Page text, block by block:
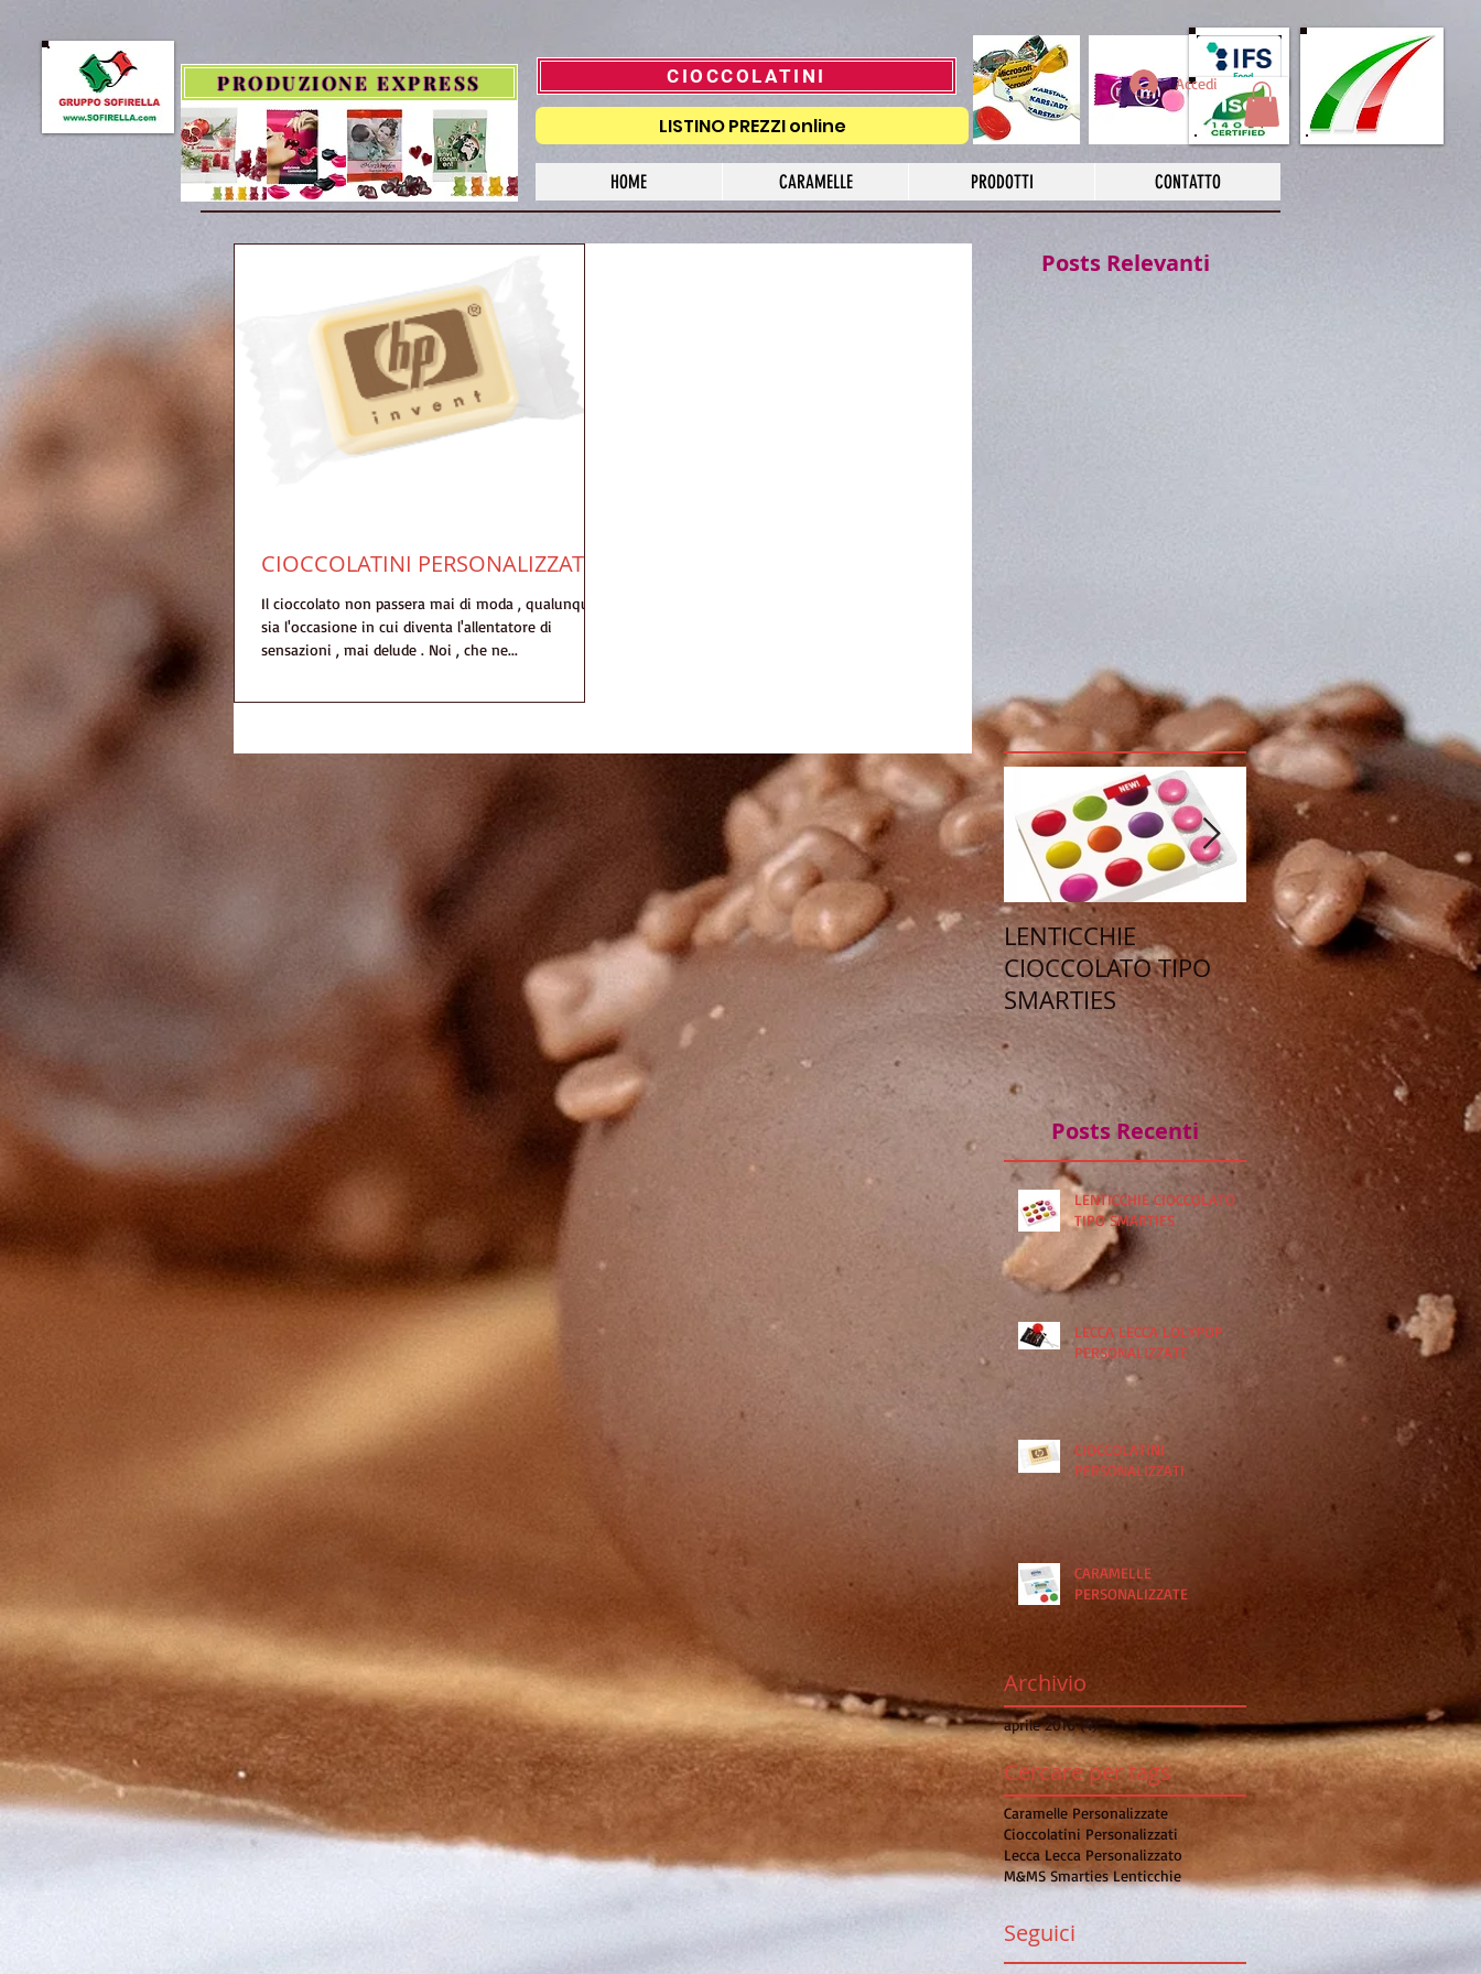
PRODUZIONE EXPRESS CIOCCOLATINI
LISTINO PREZZI online
HOME CARAMELLE PRODOTTI CONTATTO
Accedi
CIOCCOLATINI PERSONALIZZATI
Il cioccolato non passera mai di moda , qualunque
sia l'occasione in cui diventa l'allentatore di
sensazioni , mai delude . Noi , che ne...
Posts Relevanti
LENTICCHIE
CIOCCOLATO TIPO
SMARTIES
LECCA LECCA
LOLYPOP
PERSONALIZZATE
Posts Recenti
LENTICCHIE CIOCCOLATO
TIPO SMARTIES
LECCA LECCA LOLYPOP
PERSONALIZZATE
CIOCCOLATINI
PERSONALIZZATI
CARAMELLE
PERSONALIZZATE
Archivio
aprile 2016 (4)4 post
Cercare per tags
Caramelle Personalizzate
Cioccolatini Personalizzati
Lecca Lecca Personalizzato
M&MS Smarties Lenticchie
Seguici